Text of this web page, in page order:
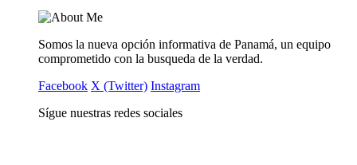
Somos la nueva opción informativa de Panamá, un equipo
comprometido con la busqueda de la verdad.
Facebook X (Twitter) Instagram
Sígue nuestras redes sociales